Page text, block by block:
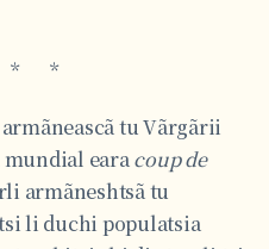
tu Vãrgãrii
earacoup de
armãneshtsã tu
li duchi populatsia